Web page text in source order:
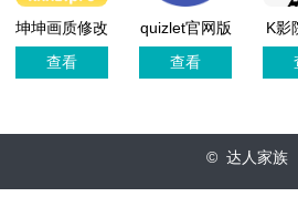
坤坤画质修改
器
查看
quizlet官网版
查看
K影
© 达人家族